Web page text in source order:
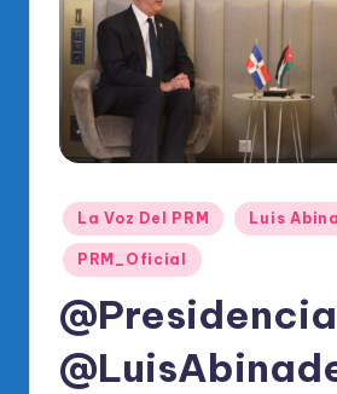
di
O
ci
al
el
Publicado
en
La Voz Del PRM Luis
PRM_Oficial